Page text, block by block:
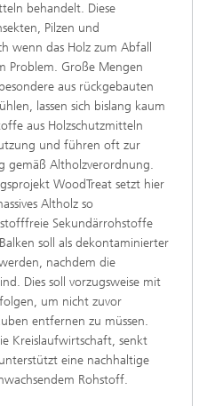
behandelt. Diese
Pilzen und
wenn das Holz zum Abfall
Problem. Große Mengen
aus rückgebauten
lassen sich bislang kaum
aus Holzschutzmitteln
und führen oft zur
gemäß Altholzverordnung.
WoodTreat setzt hier
Altholz so
Sekundärrohstoffe
soll als dekontaminierter
nachdem die
Dies soll vorzugsweise mit
um nicht zuvor
entfernen zu müssen.
Kreislaufwirtschaft, senkt
eine nachhaltige
Rohstoff.